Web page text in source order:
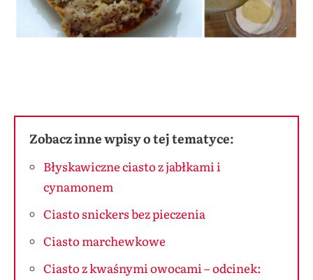
Zobacz inne wpisy o tej tematyce:
Błyskawiczne ciasto z jabłkami i
cynamonem
Ciasto snickers bez pieczenia
Ciasto marchewkowe
Ciasto z kwaśnymi owocami – odcinek: